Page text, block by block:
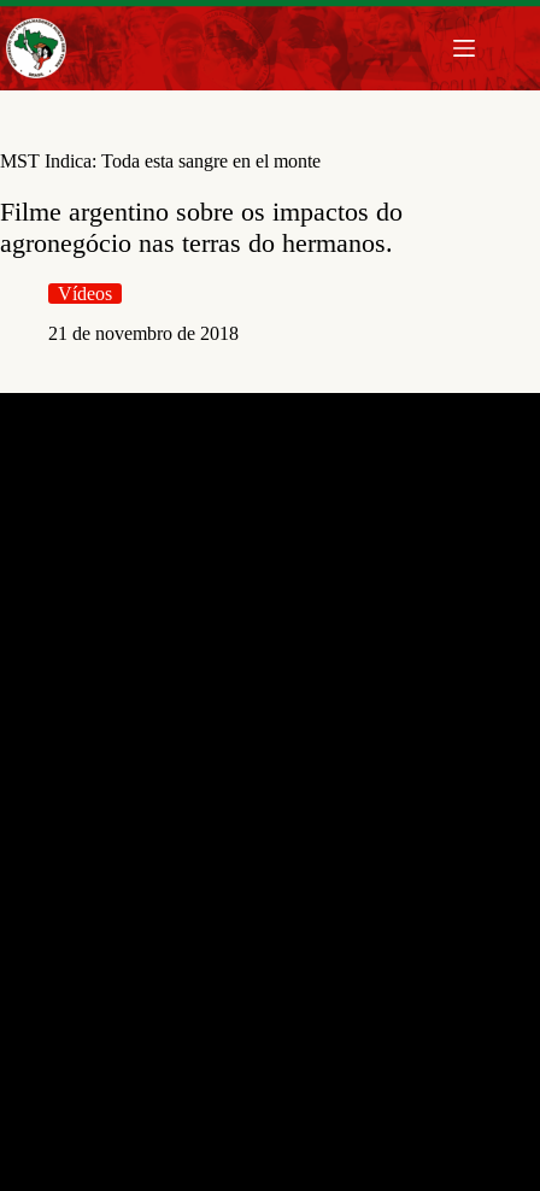
Pular
para
o
conteúdo
MST Indica: Toda esta sangre en el monte
Filme argentino sobre os impactos do
agronegócio nas terras do hermanos.
Vídeos
21 de novembro de 2018